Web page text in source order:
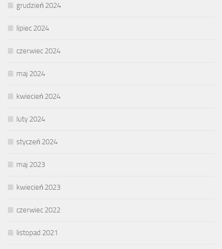
grudzień 2024
lipiec 2024
czerwiec 2024
maj 2024
kwiecień 2024
luty 2024
styczeń 2024
maj 2023
kwiecień 2023
czerwiec 2022
listopad 2021